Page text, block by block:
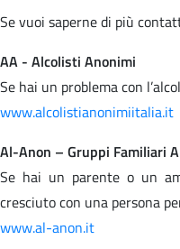
Se vuoi saperne di più
AA - Alcolisti Anonimi
Se hai un problema con
www.alcolistianonimiitalia.it
Al-Anon – Gruppi Familiari
Se hai un parente o un
cresciuto con una persona
www.al-anon.it